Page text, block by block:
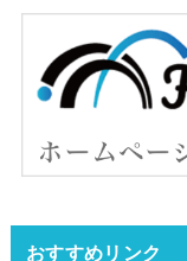
おすすめリンク